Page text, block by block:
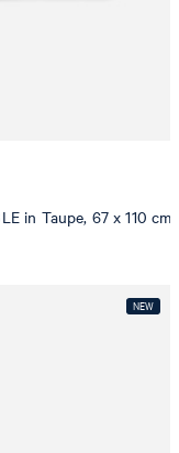
in Taupe, 67 x 110 cm